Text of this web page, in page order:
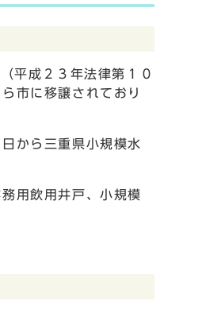
平成２３年法律第１０
市に移譲されており
から三重県小規模水
用飲用井戸、小規模